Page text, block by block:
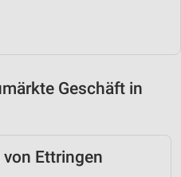
Geschäft in
Ettringen